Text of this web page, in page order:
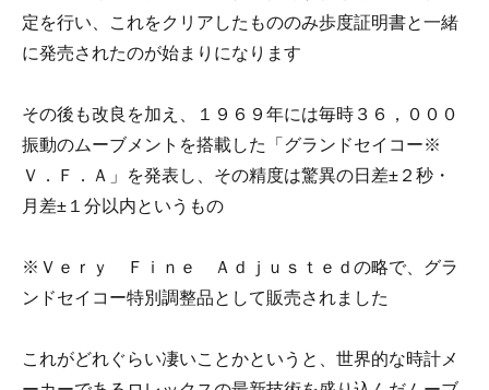
定を行い、これをクリアしたもののみ歩度証明書と一緒
に発売されたのが始まりになります
その後も改良を加え、１９６９年には毎時３６，０００
振動のムーブメントを搭載した「グランドセイコー※
Ｖ．Ｆ．Ａ」を発表し、その精度は驚異の日差±２秒・
月差±１分以内というもの
※Ｖｅｒｙ Ｆｉｎｅ Ａｄｊｕｓｔｅｄの略で、グラ
ンドセイコー特別調整品として販売されました
これがどれぐらい凄いことかというと、世界的な時計メ